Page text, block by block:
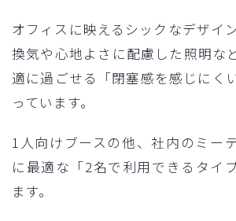
オフィスに映えるシックなデザイ
換気や心地よさに配慮した照明な
適に過ごせる「閉塞感を感じにく
っています。
1人向けブースの他、社内のミー
に最適な「2名で利用できるタイ
ます。